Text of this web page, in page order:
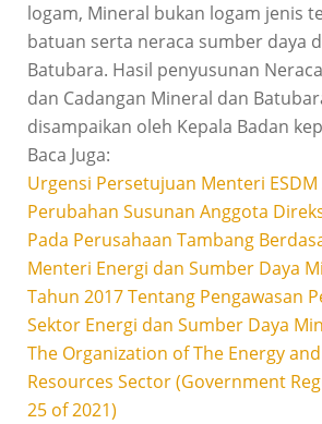
logam, Mineral bukan logam jenis
batuan serta neraca sumber daya
Batubara. Hasil penyusunan
dan Cadangan Mineral dan
disampaikan oleh Kepala Badan
Baca Juga:
Urgensi Persetujuan Menteri ESDM
Perubahan Susunan Anggota
Pada Perusahaan Tambang
Menteri Energi dan Sumber Daya
Tahun 2017 Tentang Pengawasan
Sektor Energi dan Sumber Daya
The Organization of The Energy
Resources Sector (Government
25 of 2021)